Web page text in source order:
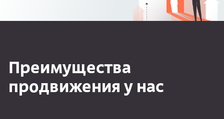
Преимущества
продвижения у нас